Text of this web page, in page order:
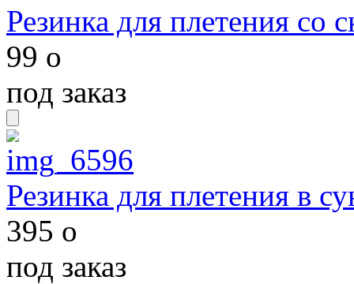
Резинка для плетения со
99 o
под заказ
Резинка для плетения в
395 o
под заказ